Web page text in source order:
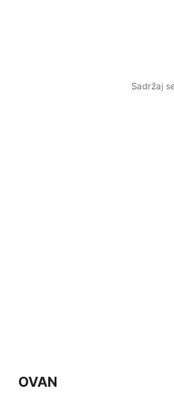
Sadržaj
OVAN